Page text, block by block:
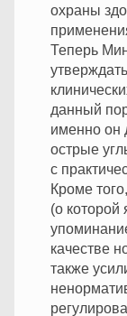
охраны
Теперь
данный
именно он
острые
с
Кроме
(о
качестве
также